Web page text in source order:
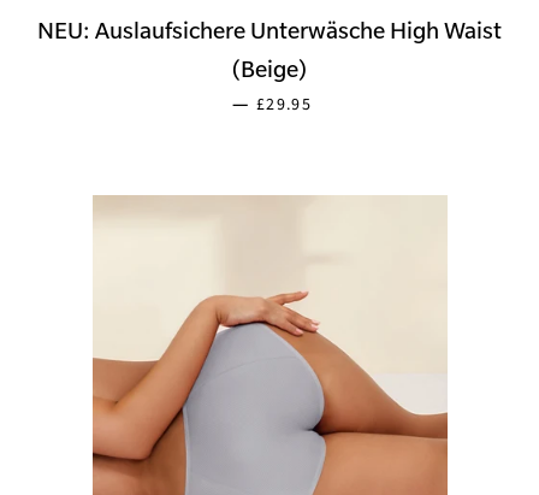
NEU: Auslaufsichere Unterwäsche High Waist
(Beige)
— SONDERPREIS
£29.95